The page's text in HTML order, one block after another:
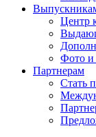
Центр
Фото и
Партнерам
Стать